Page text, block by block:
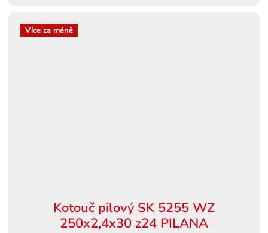
Více za méně
Kotouč pilový SK 5255 WZ
250x2,4x30 z24 PILANA